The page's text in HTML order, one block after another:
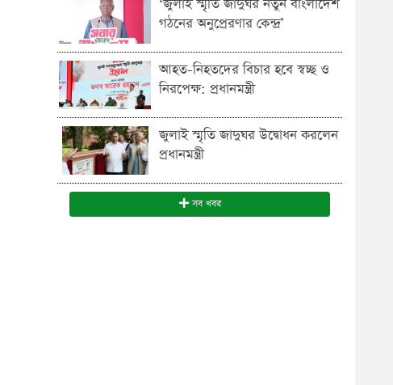
‘জুলাই স্মৃতি জাদুঘর নতুন বাংলাদেশ
গঠনের অনুপ্রেরণার কেন্দ্র’
আহত-নিহতদের বিচার হবে স্বচ্ছ ও
নিরপেক্ষ: প্রধানমন্ত্রী
জুলাই স্মৃতি জাদুঘর উদ্বোধন করলেন
প্রধানমন্ত্রী
সব খবর